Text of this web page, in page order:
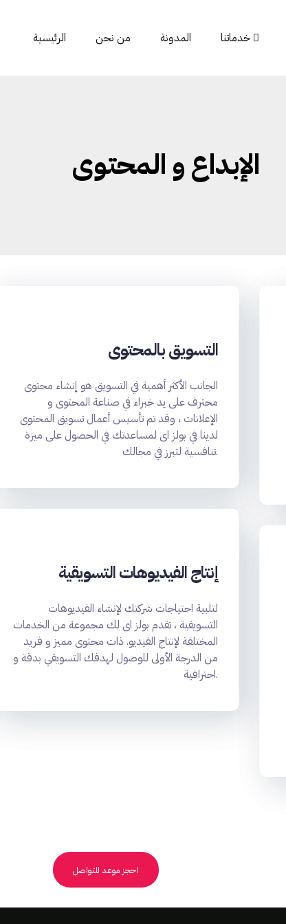
الرئيسية من نحن المدونة خدماتنا
الإبداع و المحتوى
التسويق بالمحتوى
الجانب الأكثر أهمية في التسويق هو إنشاء محتوى
محترف على يد خبراء في صناعة المحتوى و
الإعلانات ، وقد تم تأسيس أعمال تسويق المحتوى
لدينا في بولز اى لمساعدتك في الحصول على ميزة
تنافسية لتبرز في مجالك.
إنتاج الفيديوهات التسويقية
لتلبية احتياجات شركتك لإنشاء الفيديوهات
التسويقية ، تقدم بولز اى لك مجموعة من الخدمات
المختلفة لإنتاج الفيديو. ذات محتوى مميز و فريد
من الدرجة الأولى للوصول لهدفك التسويقي بدقة و
احترافية.
احجز موعد للتواصل